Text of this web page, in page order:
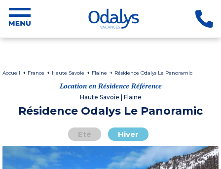
Accueil France Haute Savoie Flaine Résidence Odalys Le Panoramic
Location en Résidence Référence
Haute Savoie | Flaine
Résidence Odalys Le Panoramic
Eté Hiver